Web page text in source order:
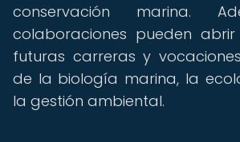
conservación marina.
colaboraciones pueden
futuras carreras y
de la biología marina, la
la gestión ambiental.